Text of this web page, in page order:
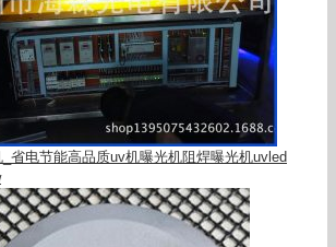
省电节能高品质uv机曝光机阻焊曝光机uvled